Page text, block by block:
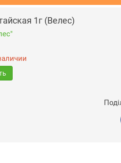
1г (Велес)